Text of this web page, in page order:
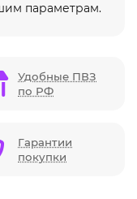
параметрам.
Удобные ПВЗ
по РФ
Гарантии
покупки